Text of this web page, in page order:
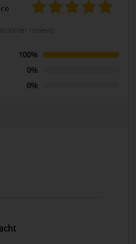
100%
0%
0%